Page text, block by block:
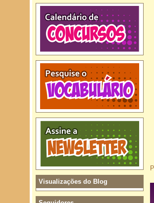
Visualizações do Blog